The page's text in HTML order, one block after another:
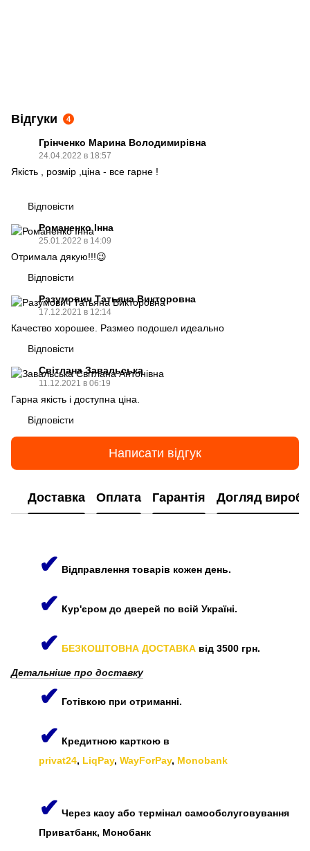
Відгуки 4
Грінченко Марина Володимирівна
24.04.2022 в 18:57
Якість , розмір ,ціна - все гарне !
Відповісти
Романенко Інна
25.01.2022 в 14:09
Отримала дякую!!!😉
Відповісти
Разумович Татьяна Викторовна
17.12.2021 в 12:14
Качество хорошее. Размео подошел идеально
Відповісти
Світлана Завальська
11.12.2021 в 06:19
Гарна якість і доступна ціна.
Відповісти
Написати відгук
Доставка Оплата Гарантія Догляд
✔ Відправлення товарів кожен день.
✔ Кур'єром до дверей по всій Україні.
✔ БЕЗКОШТОВНА ДОСТАВКА від 3500 грн.
Детальніше про доставку
✔ Готівкою при отриманні.
✔ Кредитною карткою в
privat24, LiqPay, WayForPay, Monobank
✔ Через касу або термінал самообслуговування
Приватбанк, Монобанк